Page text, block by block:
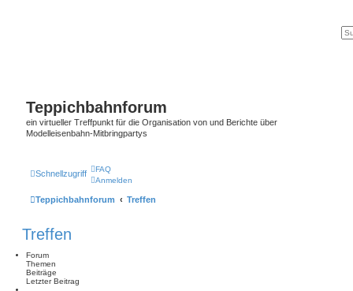
Teppichbahnforum
ein virtueller Treffpunkt für die Organisation von und Berichte über
Modelleisenbahn-Mitbringpartys
Schnellzugriff
FAQ
Anmelden
Teppichbahnforum Treffen
Treffen
Forum
Themen
Beiträge
Letzter Beitrag